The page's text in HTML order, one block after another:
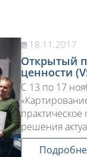
18.11.2017
Открытый
ценности
С 13 по 17
решения